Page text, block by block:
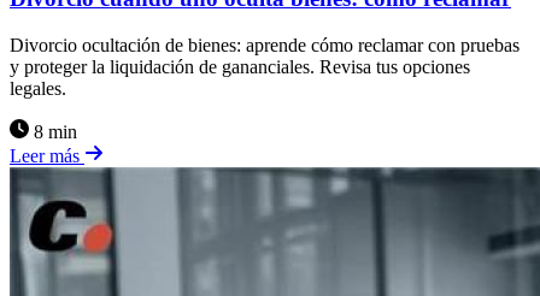
Divorcio ocultación de bienes: aprende cómo reclamar con pruebas
y proteger la liquidación de gananciales. Revisa tus opciones
legales.
8 min
Leer más